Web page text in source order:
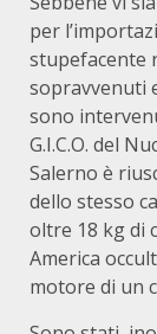
per
stupefacente
sopravvenuti
sono
G.I.C.O. del
Salerno è
dello stesso
oltre 18 kg di
America
motore di un